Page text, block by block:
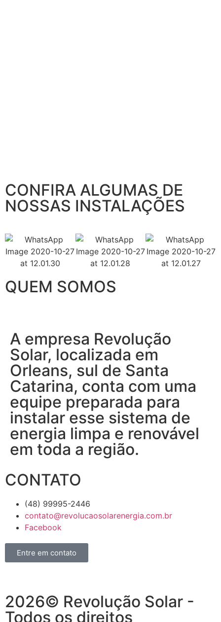
CONFIRA ALGUMAS DE
NOSSAS INSTALAÇÕES
QUEM SOMOS
A empresa Revolução
Solar, localizada em
Orleans, sul de Santa
Catarina, conta com uma
equipe preparada para
instalar esse sistema de
energia limpa e renovável
em toda a região.
CONTATO
(48) 99995-2446
contato@revolucaosolarenergia.com.br
Facebook
Entre em contato
2026© Revolução Solar -
Todos os direitos